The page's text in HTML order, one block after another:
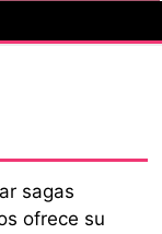
sagas
ofrece su